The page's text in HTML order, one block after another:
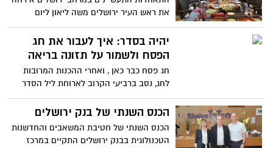
השאלות שחייבים לדעת רגע לפני
את ראש העיר ירושלים משה ליאון ליום
סיורים ומפגשים מקצועיים בפארק ההייטק
הר חוצבים
יהיה בסדר: איך לעבור את חג
הפסח ולשמור על תזונה בריאה
חג פסח כבר כאן , ואחרי ההכנות המרובות
לחג, נסב ברביעי הקרוב לארוחת ליל הסדר
הגדושה בסימנים ובמאכלים, וגם בלא מעט
קלוריות. יעל נתן גולדשטיין, דיאטנית קלינית
הכנס השנתי של בנק ירושלים
הכנס השנתי של חטיבת המשאבים והחדשנות
הטכנולוגית בבנק ירושלים התקיים במרכז